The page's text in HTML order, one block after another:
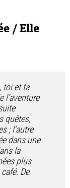
/ Elle
toi et ta
l’aventure
quêtes,
; l’autre
dans une
la
plus
De